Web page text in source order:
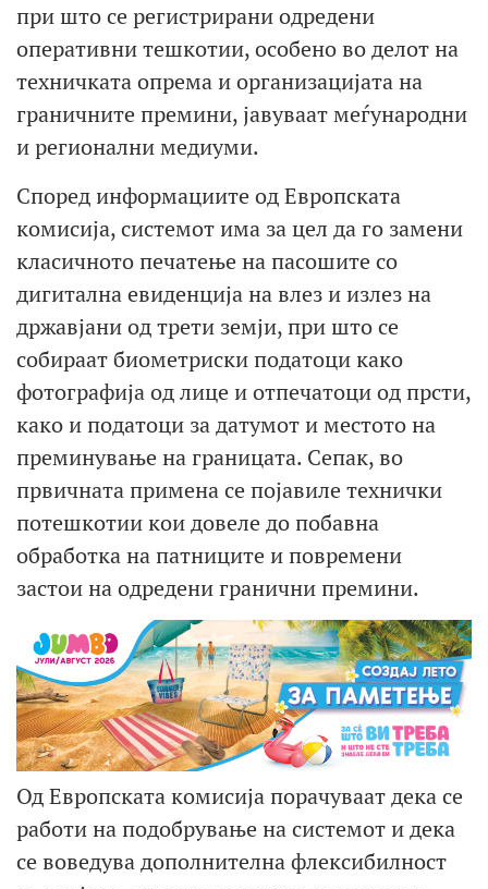
при што се регистрирани одредени
оперативни тешкотии, особено во делот на
техничката опрема и организацијата на
граничните премини, јавуваат меѓународни
и регионални медиуми.
Според информациите од Европската
комисија, системот има за цел да го замени
класичното печатење на пасошите со
дигитална евиденција на влез и излез на
државјани од трети земји, при што се
собираат биометриски податоци како
фотографија од лице и отпечатоци од прсти,
како и податоци за датумот и местото на
преминување на границата. Сепак, во
првичната примена се појавиле технички
потешкотии кои довеле до побавна
обработка на патниците и повремени
застои на одредени гранични премини.
Од Европската комисија порачуваат дека се
работи на подобрување на системот и дека
се воведува дополнителна флексибилност